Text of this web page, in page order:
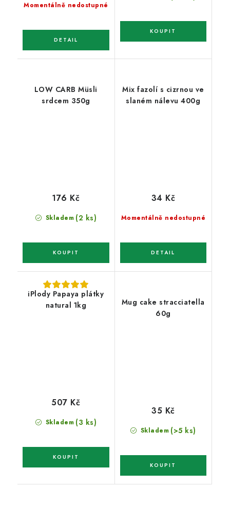
Momentálně nedostupné
LOW CARB Müsli
srdcem 350g
Skladem (2 ks)
176 Kč
Mix fazolí s cizrnou ve
slaném nálevu 400g
Momentálně nedostupné
34 Kč
iPlody Papaya plátky
natural 1kg
Skladem (3 ks)
507 Kč
Mug cake stracciatella
60g
Skladem (>5 ks)
35 Kč